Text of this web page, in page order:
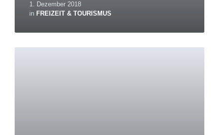
1. Dezember 2018
in FREIZEIT & TOURISMUS